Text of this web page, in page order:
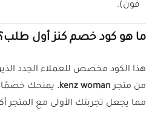
فون).
ما هو كود خصم كنز أول
هذا الكود مخصص للعملاء الجدد
من متجرkenz woman.
يمنحك خصمًا
مما يجعل تجربتك الأولى مع المتجر